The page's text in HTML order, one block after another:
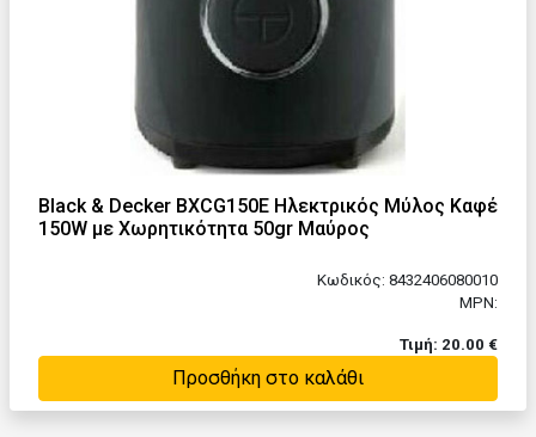
Black & Decker BXCG150E Ηλεκτρικός Μύλος Καφέ
150W με Χωρητικότητα 50gr Μαύρος
Κωδικός: 8432406080010
MPN:
Τιμή: 20.00 €
Προσθήκη στο καλάθι